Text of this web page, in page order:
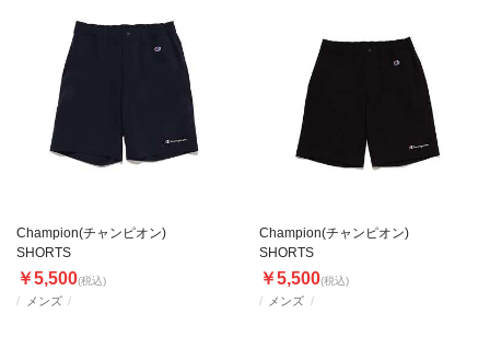
メンズ
Champion(チャンピオン)
SHORTS
￥5,500(税込)
メンズ
Champion(チャンピオン)
SHORTS
￥5,500(税込)